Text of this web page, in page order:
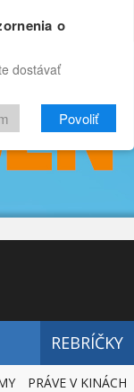
REBRÍČKY
PRÁVE V KINÁCH
o
dostávať
Povoliť